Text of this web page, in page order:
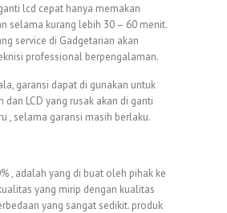
lcd cepat hanya memakan
selama kurang lebih 30 – 60 menit.
service di Gadgetarian akan
professional berpengalaman.
garansi dapat di gunakan untuk
dan LCD yang rusak akan di ganti
, selama garansi masih berlaku.
, adalah yang di buat oleh pihak ke
yang mirip dengan kualitas
yang sangat sedikit. produk